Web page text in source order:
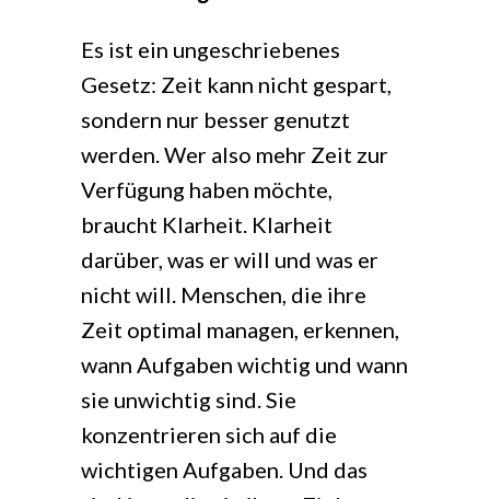
Es ist ein ungeschriebenes
Gesetz: Zeit kann nicht gespart,
sondern nur besser genutzt
werden. Wer also mehr Zeit zur
Verfügung haben möchte,
braucht Klarheit. Klarheit
darüber, was er will und was er
nicht will. Menschen, die ihre
Zeit optimal managen, erkennen,
wann Aufgaben wichtig und wann
sie unwichtig sind. Sie
konzentrieren sich auf die
wichtigen Aufgaben. Und das